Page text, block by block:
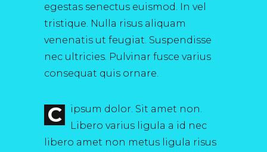
egestas senectus euismod. In vel
tristique. Nulla risus aliquam
venenatis ut feugiat. Suspendisse
nec ultricies. Pulvinar fusce varius
consequat quis ornare.
C
ipsum dolor. Sit amet non.
Libero varius ligula a id nec
libero amet non metus ligula risus